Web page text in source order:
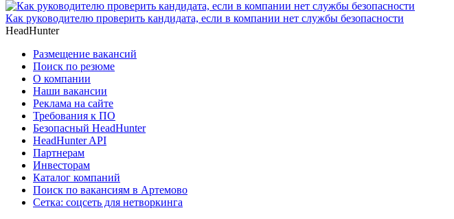
Как руководителю проверить кандидата, если в компании нет службы безопасности
HeadHunter
Размещение вакансий
Поиск по резюме
О компании
Наши вакансии
Реклама на сайте
Требования к ПО
Безопасный HeadHunter
HeadHunter API
Партнерам
Инвесторам
Каталог компаний
Поиск по вакансиям в Артемово
Сетка: соцсеть для нетворкинга